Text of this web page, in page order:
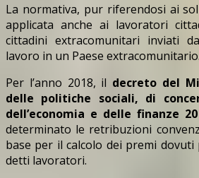
La normativa, pur riferendosi ai
applicata anche ai lavoratori
cittadini extracomunitari inviati
lavoro in un Paese extracomunitario.
Per l’anno 2018, il decreto del
delle politiche sociali, di
dell’economia e delle finanze
determinato le retribuzioni
base per il calcolo dei premi dovuti
detti lavoratori.